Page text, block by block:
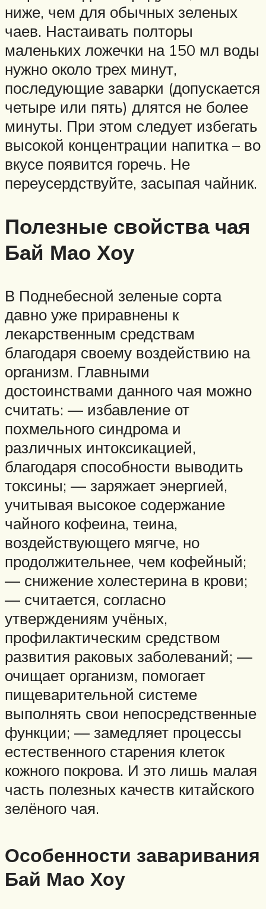
ниже, чем для обычных зеленых
чаев. Настаивать полторы
маленьких ложечки на 150 мл воды
нужно около трех минут,
последующие заварки (допускается
четыре или пять) длятся не более
минуты. При этом следует избегать
высокой концентрации напитка – во
вкусе появится горечь. Не
переусердствуйте, засыпая чайник.
Полезные свойства чая
Бай Мао Хоу
В Поднебесной зеленые сорта
давно уже приравнены к
лекарственным средствам
благодаря своему воздействию на
организм. Главными
достоинствами данного чая можно
считать: — избавление от
похмельного синдрома и
различных интоксикацией,
благодаря способности выводить
токсины; — заряжает энергией,
учитывая высокое содержание
чайного кофеина, теина,
воздействующего мягче, но
продолжительнее, чем кофейный;
— снижение холестерина в крови;
— считается, согласно
утверждениям учёных,
профилактическим средством
развития раковых заболеваний; —
очищает организм, помогает
пищеварительной системе
выполнять свои непосредственные
функции; — замедляет процессы
естественного старения клеток
кожного покрова. И это лишь малая
часть полезных качеств китайского
зелёного чая.
Особенности заваривания
Бай Мао Хоу